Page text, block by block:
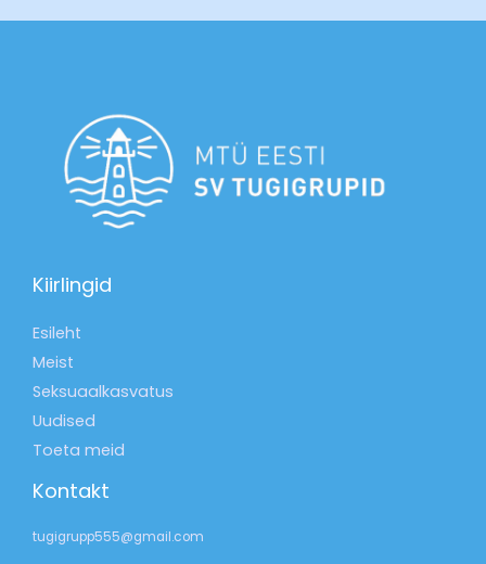
Kiirlingid
Esileht
Meist
Seksuaalkasvatus
Uudised
Toeta meid
Kontakt
tugigrupp555@gmail.com